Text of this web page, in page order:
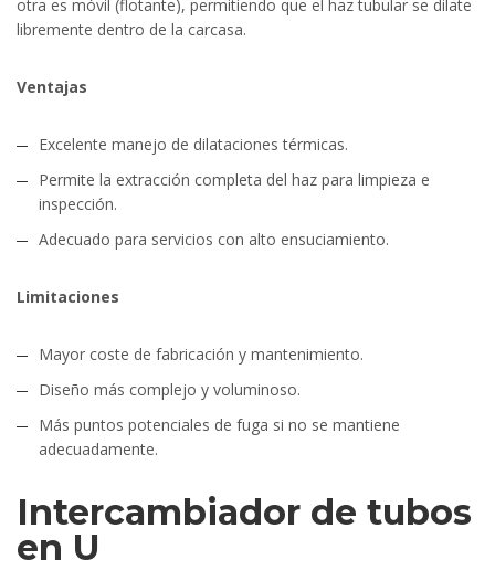
otra es móvil (flotante), permitiendo que el haz tubular se dilate
libremente dentro de la carcasa.
Ventajas
Excelente manejo de dilataciones térmicas.
Permite la extracción completa del haz para limpieza e
inspección.
Adecuado para servicios con alto ensuciamiento.
Limitaciones
Mayor coste de fabricación y mantenimiento.
Diseño más complejo y voluminoso.
Más puntos potenciales de fuga si no se mantiene
adecuadamente.
Intercambiador de tubos
en U